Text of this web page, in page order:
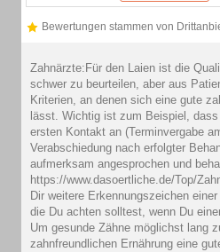
Bewertungen stammen von
Zahnärzte:Für den Laien ist die
schwer zu beurteilen, aber aus
Kriterien, an denen sich eine gute
lässt. Wichtig ist zum Beispiel,
ersten Kontakt an (Terminvergabe
Verabschiedung nach erfolgter
aufmerksam angesprochen und
https://www.dasoertliche.de/Top/
Dir weitere Erkennungszeichen
die Du achten solltest, wenn Du
Um gesunde Zähne möglichst lang
zahnfreundlichen Ernährung eine